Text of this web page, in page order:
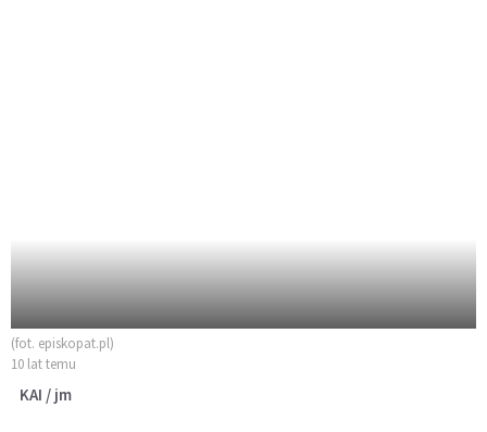
(fot. episkopat.pl)
10 lat temu
KAI / jm